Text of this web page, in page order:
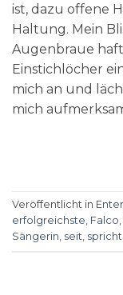
ist, dazu offene
Haltung. Mein
Augenbraue
Einstichlöcher
mich an und
mich
Veröffentlicht in
erfolgreichste Falco
Sängerin seit spricht